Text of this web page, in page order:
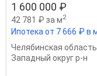
1 600 000 ₽
42 781 ₽ за м2
Ипотека от 7 666 ₽ в
Челябинская область
Западный округ р-н